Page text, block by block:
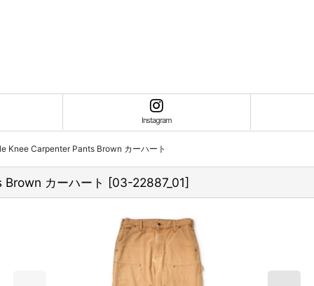
Instagram
Knee Carpenter Pants Brown カーハート
カーハート [03-22887_01]